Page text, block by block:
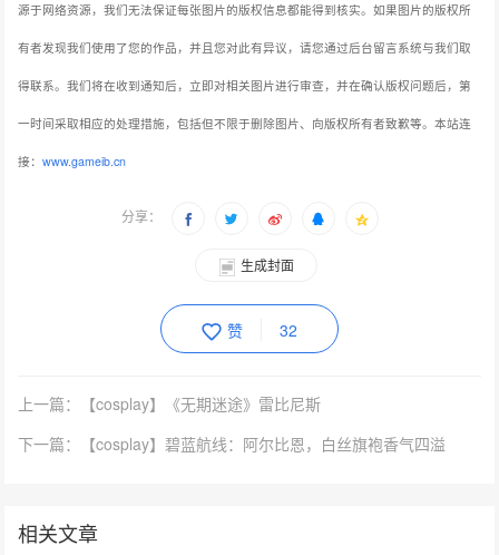
源于网络资源，我们无法保证每张图片的版权信息都能得到核实。如果图片的版权所
有者发现我们使用了您的作品，并且您对此有异议，请您通过后台留言系统与我们取
得联系。我们将在收到通知后，立即对相关图片进行审查，并在确认版权问题后，第
一时间采取相应的处理措施，包括但不限于删除图片、向版权所有者致歉等。本站连
接：www.gameib.cn
分享：
生成封面
赞 32
上一篇：【cosplay】《无期迷途》雷比尼斯
下一篇：【cosplay】碧蓝航线：阿尔比恩，白丝旗袍香气四溢
相关文章